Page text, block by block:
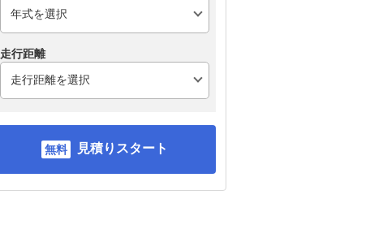
ポルシェ 718 ボクスタ
ー
ポルシェ 911 カブリオ
走行距離
見積りスタート